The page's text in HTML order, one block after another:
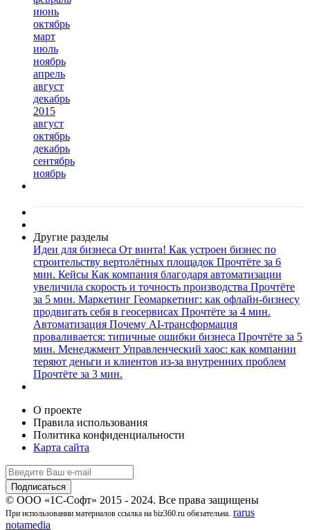
июнь
октябрь
март
июль
ноябрь
апрель
август
декабрь
2015
август
октябрь
декабрь
сентябрь
ноябрь
Другие разделы
Идеи для бизнеса От винта! Как устроен бизнес по
строительству вертолётных площадок Прочтёте за 6
мин. Кейсы Как компания благодаря автоматизации
увеличила скорость и точность производства Прочтёте
за 5 мин. Маркетинг Геомаркетинг: как офлайн-бизнесу
продвигать себя в геосервисах Прочтёте за 4 мин.
Автоматизация Почему AI-трансформация
проваливается: типичные ошибки бизнеса Прочтёте за 5
мин. Менеджмент Управленческий хаос: как компании
теряют деньги и клиентов из-за внутренних проблем
Прочтёте за 3 мин.
О проекте
Правила использования
Политика конфиденциальности
Карта сайта
© ООО «1С-Софт» 2015 - 2024. Все права защищены
При использовании материалов ссылка на biz360.ru обязательна. rarus
notamedia